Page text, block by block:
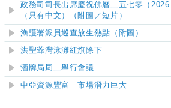
政務司司長出席慶祝佛曆二五七零（
（只有中文）（附圖 ／短片 ）
漁護署派員巡查放生熱點（附圖）
洪聖爺灣泳灘紅旗除下
酒牌局周二舉行會議
中亞資源豐富 市場潛力巨大